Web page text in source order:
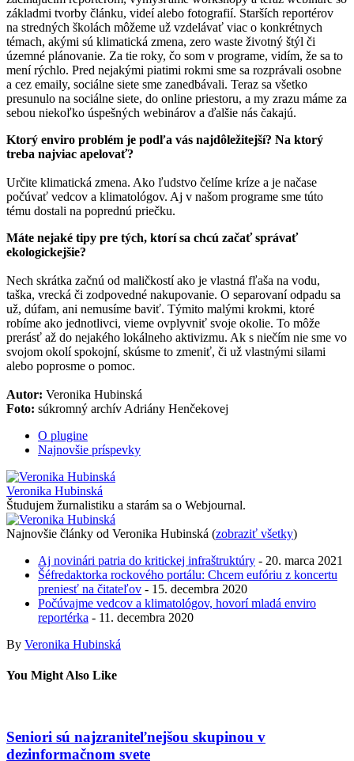
základmi tvorby článku, videí alebo fotografií. Starších reportérov
na stredných školách môžeme už vzdelávať viac o konkrétnych
témach, akými sú klimatická zmena, zero waste životný štýl či
územné plánovanie. Za tie roky, čo som v programe, vidím, že sa to
mení rýchlo. Pred nejakými piatimi rokmi sme sa rozprávali osobne
a cez emaily, sociálne siete sme zanedbávali. Teraz sa všetko
presunulo na sociálne siete, do online priestoru, a my zrazu máme za
sebou niekoľko úspešných webinárov a ďalšie nás čakajú.
Ktorý enviro problém je podľa vás najdôležitejší? Na ktorý
treba najviac apelovať?
Určite klimatická zmena. Ako ľudstvo čelíme kríze a je načase
počúvať vedcov a klimatológov. Aj v našom programe sme túto
tému dostali na poprednú priečku.
Máte nejaké tipy pre tých, ktorí sa chcú začať správať
ekologickejšie?
Nech skrátka začnú od maličkostí ako je vlastná fľaša na vodu,
taška, vrecká či zodpovedné nakupovanie. O separovaní odpadu sa
už, dúfam, ani nemusíme baviť. Týmito malými krokmi, ktoré
robíme ako jednotlivci, vieme ovplyvniť svoje okolie. To môže
prerásť až do nejakého lokálneho aktivizmu. Ak s niečím nie sme vo
svojom okolí spokojní, skúsme to zmeniť, či už vlastnými silami
alebo poprosme o pomoc.
Autor: Veronika Hubinská
Foto: súkromný archív Adriány Henčekovej
O plugine
Najnovšie príspevky
Veronika Hubinská
Študujem žurnalistiku a starám sa o Webjournal.
Najnovšie články od Veronika Hubinská (zobraziť všetky)
Aj novinári patria do kritickej infraštruktúry - 20. marca 2021
Šéfredaktorka rockového portálu: Chcem eufóriu z koncertu
preniesť na čitateľov - 15. decembra 2020
Počúvajme vedcov a klimatológov, hovorí mladá enviro
reportérka - 11. decembra 2020
By Veronika Hubinská
You Might Also Like
Seniori sú najzraniteľnejšou skupinou v
dezinformačnom svete